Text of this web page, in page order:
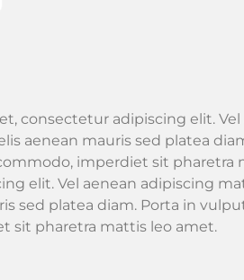
consectetur adipiscing elit.
aenean mauris sed platea
imperdiet sit pharetra
elit. Vel aenean adipiscing
sed platea diam. Porta in
sit pharetra mattis leo amet.